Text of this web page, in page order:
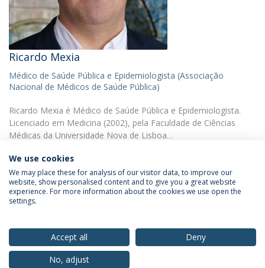
Ricardo Mexia
Médico de Saúde Pública e Epidemiologista (Associação
Nacional de Médicos de Saúde Pública)
Ricardo Mexia é Médico de Saúde Pública e Epidemiologista.
Licenciado em Medicina (2002), pela Faculdade de Ciências
Médicas da Universidade Nova de Lisboa…
Privacy Policy
We use cookies
We may place these for analysis of our visitor data, to improve our
website, show personalised content and to give you a great website
experience. For more information about the cookies we use open the
settings.
Accept all
Deny
No, adjust